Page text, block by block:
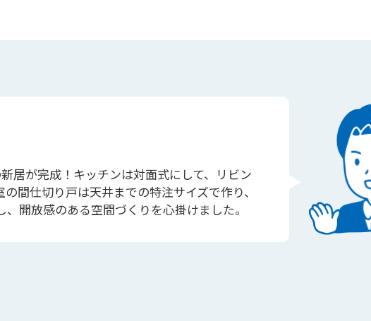
居が完成！キッチンは対面式にして、リビン
間仕切り戸は天井までの特注サイズで作り、
開放感のある空間づくりを心掛けました。